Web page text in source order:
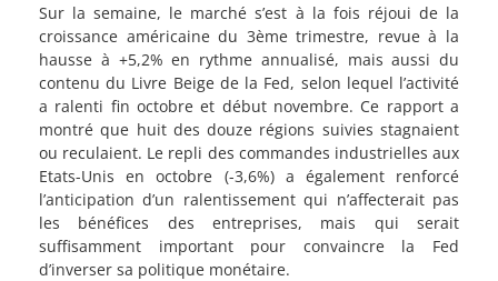
Sur la semaine, le marché s’est à la fois réjoui de la
croissance américaine du 3ème trimestre, revue à la
hausse à +5,2% en rythme annualisé, mais aussi du
contenu du Livre Beige de la Fed, selon lequel l’activité
a ralenti fin octobre et début novembre. Ce rapport a
montré que huit des douze régions suivies stagnaient
ou reculaient. Le repli des commandes industrielles aux
Etats-Unis en octobre (-3,6%) a également renforcé
l’anticipation d’un ralentissement qui n’affecterait pas
les bénéfices des entreprises, mais qui serait
suffisamment important pour convaincre la Fed
d’inverser sa politique monétaire.